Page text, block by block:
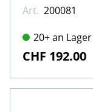
Art. 200081
20+ an Lager
CHF 192.00